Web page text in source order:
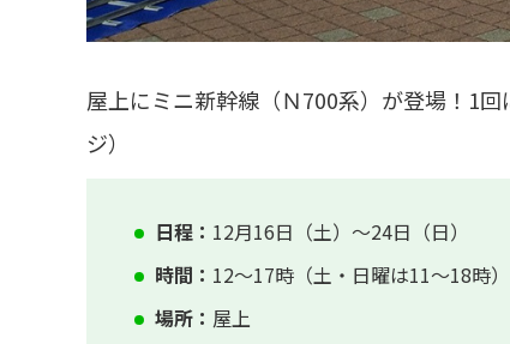
屋上にミニ新幹線（Ｎ700系）が登場！1
ジ）
日程： 12月16日（土）～24日（日）
時間： 12～17時（土・日曜は11～18時）
場所： 屋上